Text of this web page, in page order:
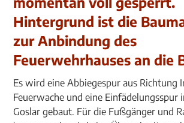
Hintergrund ist die
zur Anbindung des
Feuerwehrhauses an die
Es wird eine Abbiegespur aus Richtung
Feuerwache und eine Einfädelungsspur
Goslar gebaut. Für die Fußgänger und